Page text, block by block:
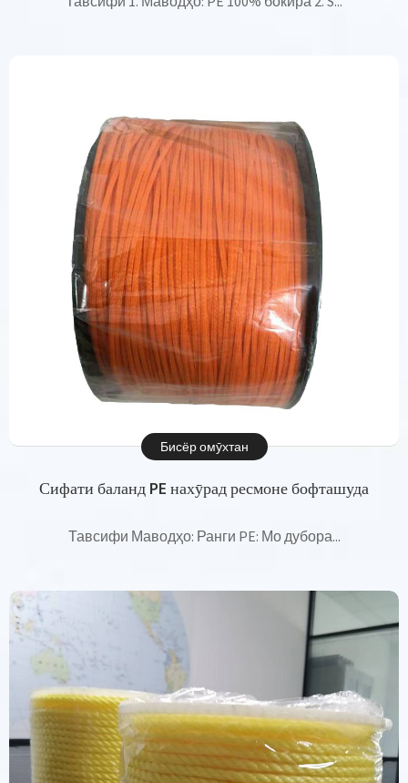
Сифати баланд PE нахӯрад ресмоне бофташуда
Тавсифи Маводҳо: Ранги PE: Мо дубора...
Бисёр омӯхтан